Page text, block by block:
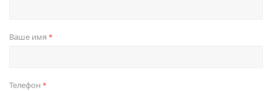
Ваше имя *
Телефон *